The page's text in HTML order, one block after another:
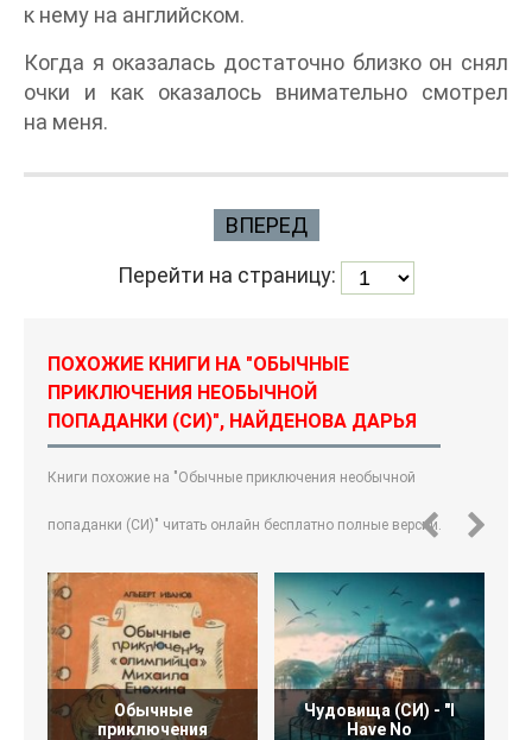
к нему на английском.
Когда я оказалась достаточно близко он снял
очки и как оказалось внимательно смотрел
на меня.
ВПЕРЕД
Перейти на страницу:
ПОХОЖИЕ КНИГИ НА "ОБЫЧНЫЕ
ПРИКЛЮЧЕНИЯ НЕОБЫЧНОЙ
ПОПАДАНКИ (СИ)", НАЙДЕНОВА ДАРЬЯ
Книги похожие на "Обычные приключения необычной
попаданки (СИ)" читать онлайн бесплатно полные версии.
Обычные
приключения
Чудовища (СИ) - "I
Have No